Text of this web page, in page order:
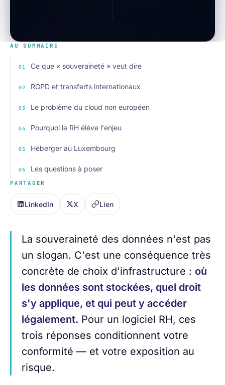
AU SOMMAIRE
Ce que « souveraineté » veut dire
RGPD et transferts internationaux
Le problème du cloud non européen
Pourquoi la RH élève l'enjeu
Héberger au Luxembourg
Les questions à poser
PARTAGER
LinkedIn X Lien
La souveraineté des données n'est pas
un slogan. C'est une conséquence très
concrète de choix d'infrastructure : où
les données sont stockées, quel droit
s'y applique, et qui peut y accéder
légalement. Pour un logiciel RH, ces
trois réponses conditionnent votre
conformité — et votre exposition au
risque.